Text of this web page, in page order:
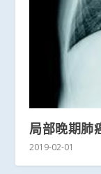
局部晚期肺
2019-02-01